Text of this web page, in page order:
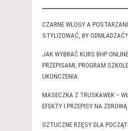
CZARNE WŁOSY A
STYLIZOWAĆ, BY ODMŁADZAĆ?
JAK WYBRAĆ KURS BHP
PRZEPISAMI, PROGRAM
UKOŃCZENIA
MASECZKA Z TRUSKAWEK –
EFEKTY I PRZEPISY NA ZDROWĄ
SZTUCZNE RZĘSY DLA